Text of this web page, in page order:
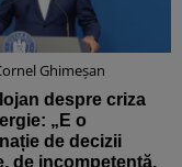
Ghimeșan
despre criza
„E o
de decizii
de incompetență,